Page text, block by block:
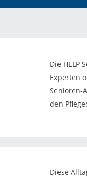
Die HELP
Experten
Senioren-
den
Diese